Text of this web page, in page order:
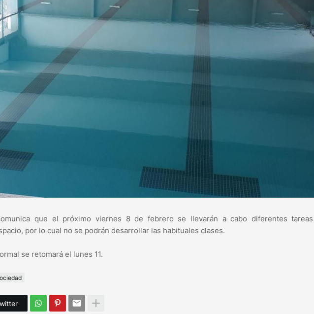
que el próximo viernes 8 de febrero se llevarán a cabo diferentes
por lo cual no se podrán desarrollar las habituales clases.
se retomará el lunes 11.